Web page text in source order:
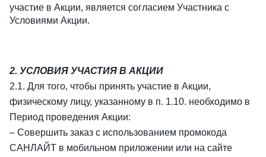
участие в Акции, является согласием Участника с
Условиями Акции.
2. УСЛОВИЯ УЧАСТИЯ В АКЦИИ
2.1. Для того, чтобы принять участие в Акции,
физическому лицу, указанному в п. 1.10. необходимо в
Период проведения Акции:
– Совершить заказ с использованием промокода
САНЛАЙТ в мобильном приложении или на сайте